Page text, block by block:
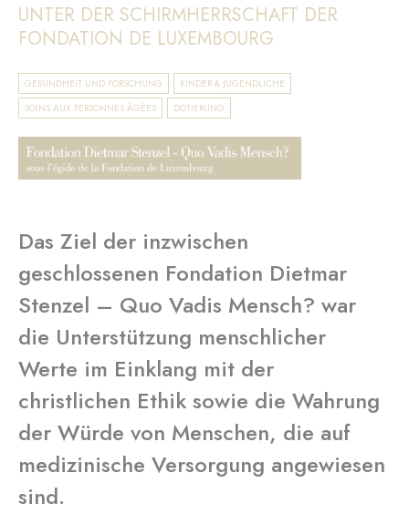
UNTER DER SCHIRMHERRSCHAFT DER
FONDATION DE LUXEMBOURG
GESUNDHEIT UND FORSCHUNG
KINDER & JUGENDLICHE
SOINS AUX PERSONNES ÂGÉES
DOTIERUNG
Das Ziel der inzwischen
geschlossenen Fondation Dietmar
Stenzel – Quo Vadis Mensch? war
die Unterstützung menschlicher
Werte im Einklang mit der
christlichen Ethik sowie die Wahrung
der Würde von Menschen, die auf
medizinische Versorgung angewiesen
sind.